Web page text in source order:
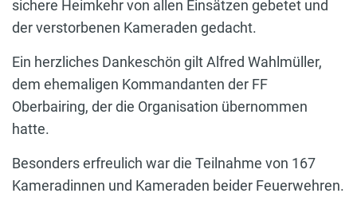
sichere Heimkehr von allen Einsätzen gebetet und
der verstorbenen Kameraden gedacht.
Ein herzliches Dankeschön gilt Alfred Wahlmüller,
dem ehemaligen Kommandanten der FF
Oberbairing, der die Organisation übernommen
hatte.
Besonders erfreulich war die Teilnahme von 167
Kameradinnen und Kameraden beider Feuerwehren.